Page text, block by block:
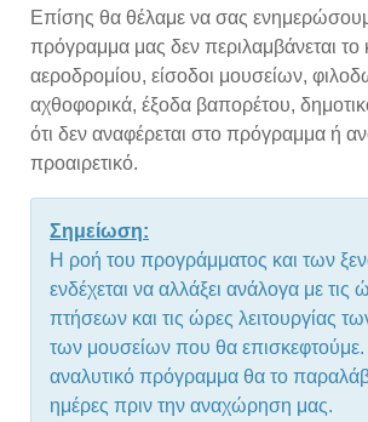
Επίσης θα θέλαμε να σας
πρόγραμμα μας δεν περιλαμβάνεται
αεροδρομίου, είσοδοι μουσείων,
αχθοφορικά, έξοδα βαπορέτου,
ότι δεν αναφέρεται στο πρόγραμμα ή
προαιρετικό.
Σημείωση:
Η ροή του προγράμματος και των
ενδέχεται να αλλάξει ανάλογα με τις
πτήσεων και τις ώρες λειτουργίας
των μουσείων που θα επισκεφτούμε.
αναλυτικό πρόγραμμα θα το
ημέρες πριν την αναχώρηση μας.